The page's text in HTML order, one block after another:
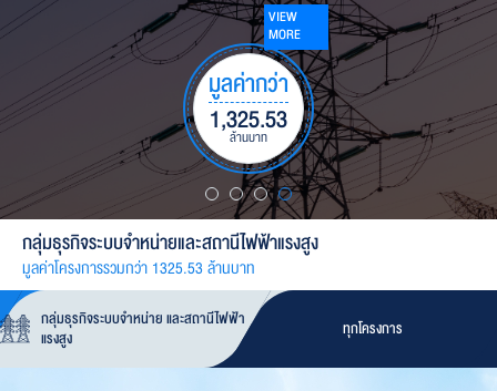
และเอกชน
มูลค่ากว่า
1,400
ล้านบาท
กลุ่มธุรกิจการจัดการระบบน้ำ
มูลค่าโครงการรวมกว่า 1,400 ล้านบาท
VIEW
MORE
เป็นเชื้อเพลิงประเภทต่างๆ จนถึงการ
บวนผลิตกระแสไฟฟ้า
มูลค่ากว่า
5,845
ล้านบาท
VIEW
MORE
ดำเนินธุรกิจที่ปรึกษาบริหารโครงการ
ด้านวิศวกรรม
897.43
892.85
ล้านบาท
กลุ่มธุรกิจพลังงานแสงอาทิตย์
VIEW
MORE
มูลค่ากว่า
1,325.53
ล้านบาท
กลุ่มธุรกิจระบบจำหน่ายและสถานีไฟฟ้าแรงสูง
มูลค่าโครงการรวมกว่า 1325.53 ล้านบาท
VIEW
MORE
กลุ่มธุรกิจระบบจำหน่าย และสถานีไฟฟ้า
แรงสูง
ทุกโครงการ